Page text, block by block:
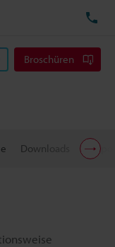
Broschüren
Downloads